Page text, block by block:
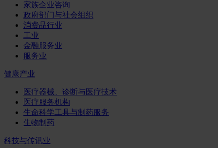
家族企业咨询
政府部门与社会组织
消费品行业
工业
金融服务业
服务业
健康产业
医疗器械、诊断与医疗技术
医疗服务机构
生命科学工具与制药服务
生物制药
科技与传讯业